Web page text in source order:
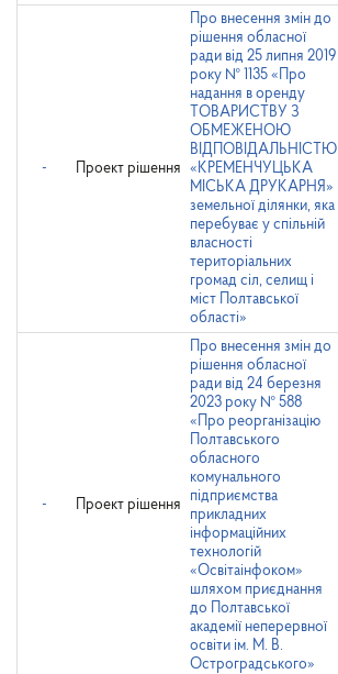
- Проект рішення
Про внесення змін до
рішення обласної
ради від 25 липня 2019
року № 1135 «Про
надання в оренду
ТОВАРИСТВУ З
ОБМЕЖЕНОЮ
ВІДПОВІДАЛЬНІСТЮ
«КРЕМЕНЧУЦЬКА
МІСЬКА ДРУКАРНЯ»
земельної ділянки, яка
перебуває у спільній
власності
територіальних
громад сіл, селищ і
міст Полтавської
області»
- Проект рішення
Про внесення змін до
рішення обласної
ради від 24 березня
2023 року № 588
«Про реорганізацію
Полтавського
обласного
комунального
підприємства
прикладних
інформаційних
технологій
«Освітаінфоком»
шляхом приєднання
до Полтавської
академії неперервної
освіти ім. М. В.
Остроградського»